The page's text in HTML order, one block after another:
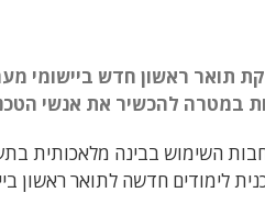
תואר ראשון חדש ביישומי
במטרה להכשיר את אנשי
השימוש בבינה מלאכותית
לימודים חדשה לתואר ראשון